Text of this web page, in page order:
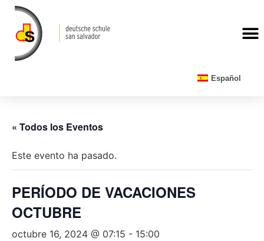
Español
« Todos los Eventos
Este evento ha pasado.
PERÍODO DE VACACIONES
OCTUBRE
octubre 16, 2024 @ 07:15 - 15:00